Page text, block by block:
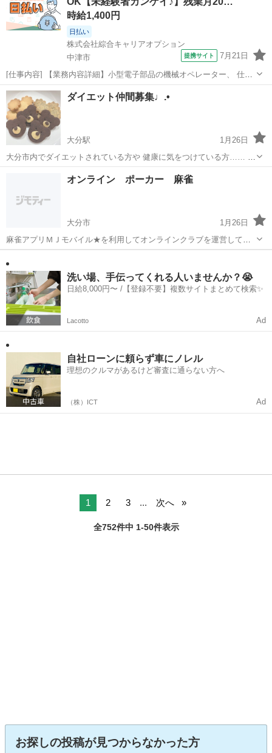
にメッセージください。
時給1,400円
日払い
株式会社綜合キャリアオプション
中津市
提携サイト 7月21日
[仕事内容] 【業務内容詳細】小型電子部品の機械オペレーター、 仕分
け、 外観検査、 選別。 一部PCに数字や文字の入力業務もあり。 【取
扱製品情報】小型センサ、 ポテンショメータ― 。＋お仕事探しはコン
シェルスタッフにお...
大分 中津市 工場
ダイエット仲間募集♩.•
大分駅
1月26日
大分市内でダイエットされている方や 健康に気をつけている方…… 減
量の方法、身体にいい事、その他 情報共有 ゆる〜く励まし合いながら
ダイエットに励みませんか？ 私は主に食事に気を使っています。 アッ
大分駅 その他
オンライン ポーカー 麻雀
大分市
1月26日
麻雀アプリＭＪモバイル★を利用してオンラインクラブを運営してい
ます。 ルールはアリアリ、ナシナシ両方ご用意しています。(3人麻雀)
在籍総数１0０名程のクラブになります。 朝方～夜中、２４時間稼働
しています...
洗い場、手伝ってくれる人いませんか？😭
日給8,000円〜 /【登録不要】複数サイトまとめて検索✨
Lacotto Ad
自社ローンに頼らず車にノレル
理想のクルマがあるけど審査に通らない方へ
（株）ICT Ad
1 2 3 ... 次へ
全752件中 1-50件表示
お探しの投稿が見つからなかった方